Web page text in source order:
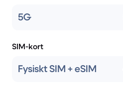
5G
SIM-kort
Fysiskt SIM + eSIM